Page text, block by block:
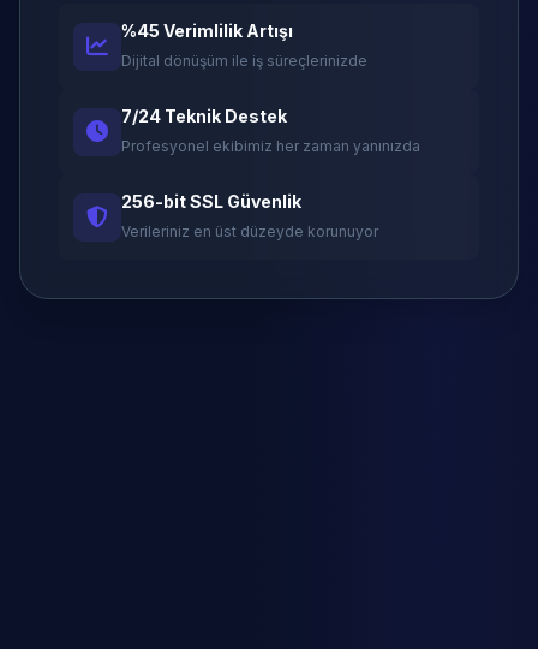
%45 Verimlilik Artışı
Dijital dönüşüm ile iş süreçlerinizde
7/24 Teknik Destek
Profesyonel ekibimiz her zaman yanınızda
256-bit SSL Güvenlik
Verileriniz en üst düzeyde korunuyor